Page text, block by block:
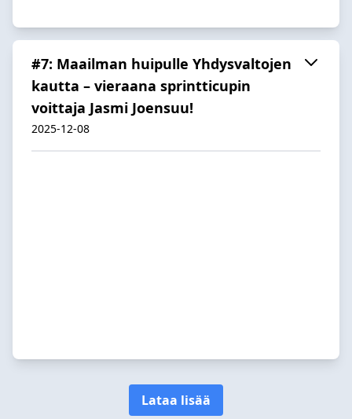
#7: Maailman huipulle Yhdysvaltojen
kautta – vieraana sprintticupin
voittaja Jasmi Joensuu!
2025-12-08
Lataa lisää